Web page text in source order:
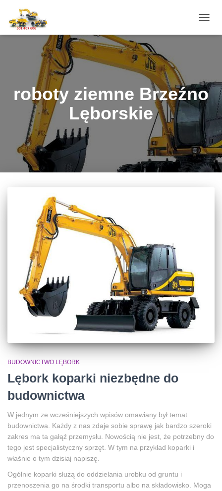
roboty ziemne Brzeźno
Lęborskie
BUDOWNICTWO LĘBORK
Lębork koparki niezbędne do
budownictwa
W jednym ze wcześniejszych wpisów omawiany był temat
budownictwa. Każdy z nas zdaje sobie sprawę jak bardzo szeroki
zakres ma ta gałąź przemysłu. Nowością nie jest, że potrzebny do
tego jest specjalistyczny sprzęt. W tym na przykład koparki i
właśnie o tym dzisiaj napiszę.
Ogólnie koparki służą do oddzielania urobku od gruntu i
przenoszenia go na środki transportu albo na składowisko. Moga